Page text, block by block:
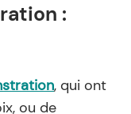
:
, qui ont
ou de